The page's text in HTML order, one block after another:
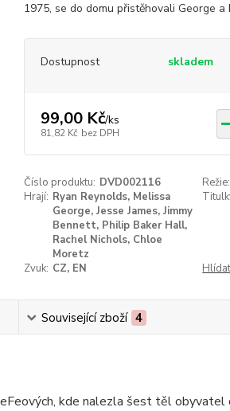
1975, se do domu přistěhovali George a
Dostupnost skladem
99,00 Kč/ks
81,82 Kč bez DPH
Číslo produktu: DVD002116 Režie:
Hrají: Ryan Reynolds, Melissa
George, Jesse James, Jimmy
Bennett, Philip Baker Hall,
Rachel Nichols, Chloe
Moretz
Zvuk: CZ, EN
Související zboží 4
kde nalezla šest těl obyvatel